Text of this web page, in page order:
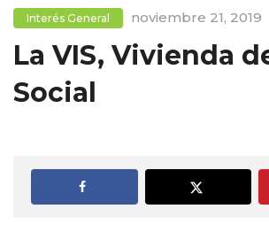
Interés General noviembre 21, 2019
La VIS, Vivienda
Social